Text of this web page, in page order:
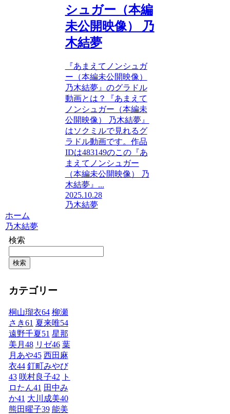
シュガー（本編
未公開映像） 乃
木結夢
『あまえてノンシュガ
ー（本編未公開映像）
乃木結夢』のグラドル
動画とは？『あまえて
ノンシュガー（本編未
公開映像） 乃木結夢』
はソクミルで見れるグ
ラドル動画です。作品
IDは483149のこの『あ
まえてノンシュガー
（本編未公開映像） 乃
木結夢』...
2025.10.28
乃木結夢
ホーム
乃木結夢
検索
検索
カテゴリー
桐山瑠衣64 柳瀬
さき61 夏来唯54
遠野千夏51 星那
美月 48 リゼ46 葉
月あや45 西田麻
衣44 釘町みやび
43 咲村良子42
ト
ロたん41 田中み
か41 大川成美40
熊田曜子39 能美